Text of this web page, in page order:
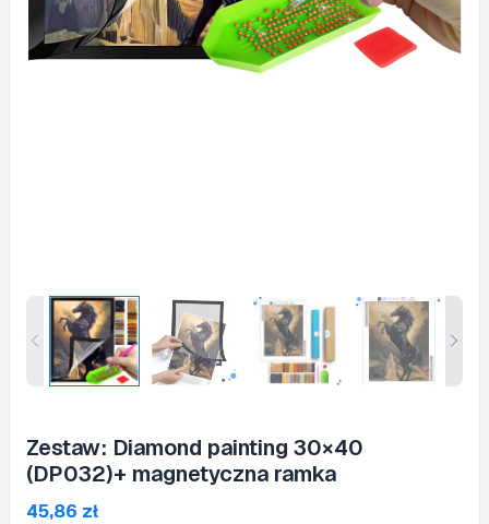
Zestaw: Diamond painting 30×40
(DP032)+ magnetyczna ramka
45,86 zł